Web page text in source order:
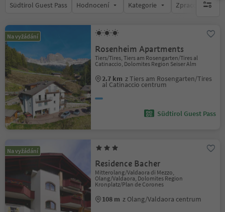
Südtirol Guest Pass Hodnocení Kategorie Zpracovává
1
Na vyžádání
Rosenheim Apartments
Tiers/Tires, Tiers am Rosengarten/Tires al
Catinaccio, Dolomites Region Seiser Alm
2.7 km z Tiers am Rosengarten/Tires
al Catinaccio centrum
Südtirol Guest Pass
Na vyžádání
Residence Bacher
Mitterolang/Valdaora di Mezzo,
Olang/Valdaora, Dolomites Region
Kronplatz/Plan de Corones
108 m z Olang/Valdaora centrum